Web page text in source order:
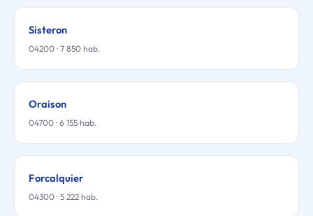
Sisteron
04200 · 7 850 hab.
Oraison
04700 · 6 155 hab.
Forcalquier
04300 · 5 222 hab.